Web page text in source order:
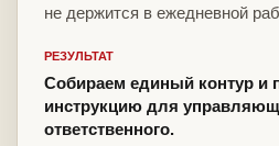
не держится в ежедневной
РЕЗУЛЬТАТ
Собираем единый контур и
инструкцию для
ответственного.